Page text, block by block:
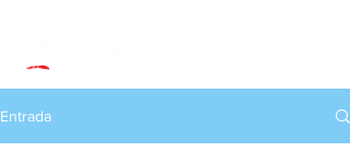
Entrada